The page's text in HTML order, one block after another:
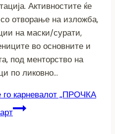
Активностите ќе
отворање на изложба,
на маски/сурати,
во основните и
под менторство на
по ликовно…
го карневалот „ПРОЧКА